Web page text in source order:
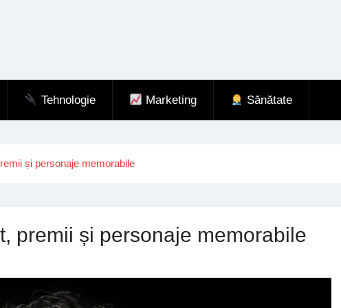
Tehnologie Marketing Sănătate
și personaje memorabile
premii și personaje memorabile